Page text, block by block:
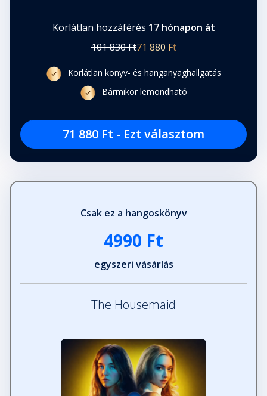
Fejezet hossza: 00:11:08
Negyvenegy
Negyvenkettő
Negyvennégy
Negyvenhét
Fejezet hossza: 00:13:48
Korlátlan hozzáférés 17 hónapon át
101 830 Ft71 880 Ft
Korlátlan könyv- és hanganyaghallgatás
Bármikor lemondható
71 880 Ft - Ezt választom
Csak ez a hangoskönyv
4990 Ft
egyszeri vásárlás
The Housemaid